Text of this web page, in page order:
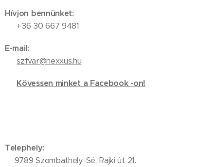
Hívjon bennünket:
📞 +36 30 667 9481
E-mail:
✉️szfvar@nexxus.hu
Kövessen minket a Facebook -on!
Telephely:
📍9789 Szombathely-Sé, Rajki út 21.